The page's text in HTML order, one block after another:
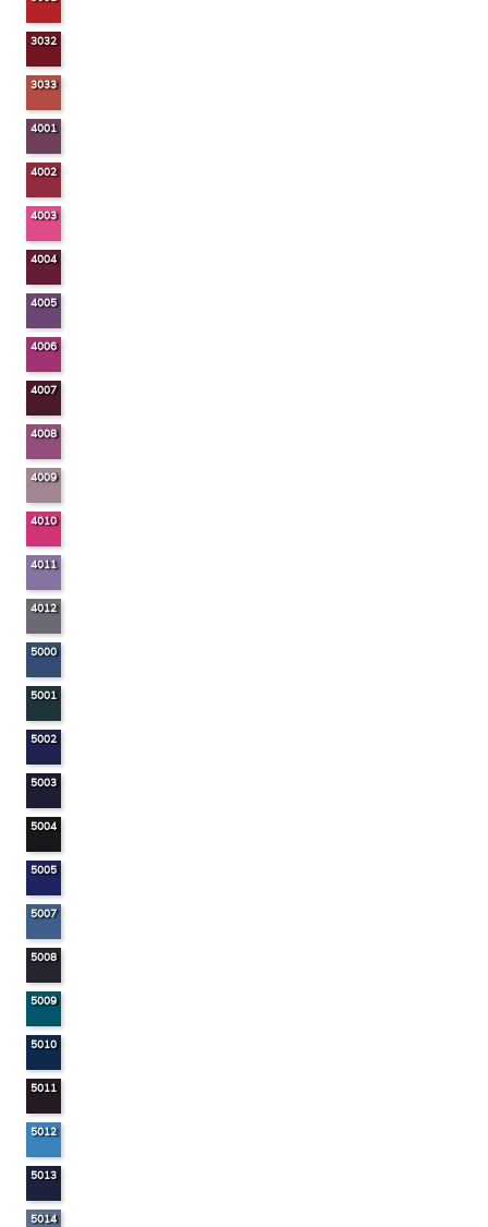
3032
3033
4001
4002
4003
4004
4005
4006
4007
4008
4009
4010
4011
4012
5000
5001
5002
5003
5004
5005
5007
5008
5009
5010
5011
5012
5013
5014